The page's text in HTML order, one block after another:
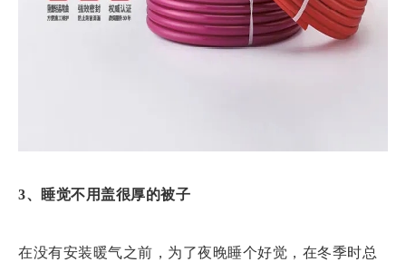
3、睡觉不用盖很厚的被子
在没有安装暖气之前，为了夜晚睡个好觉，在冬季时总